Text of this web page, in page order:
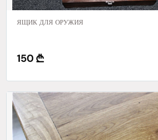
ЯЩИК ДЛЯ ОРУЖИЯ
150